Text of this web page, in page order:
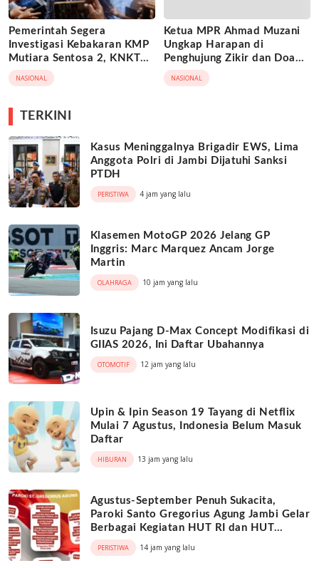
Pemerintah Segera
Investigasi Kebakaran KMP
Mutiara Sentosa 2, KNKT
Turun Tangan
NASIONAL
Ketua MPR Ahmad Muzani
Ungkap Harapan di
Penghujung Zikir dan Doa
Kebangsaan
NASIONAL
TERKINI
Kasus Meninggalnya Brigadir EWS, Lima
Anggota Polri di Jambi Dijatuhi Sanksi
PTDH
PERISTIWA 4 jam yang lalu
Klasemen MotoGP 2026 Jelang GP
Inggris: Marc Marquez Ancam Jorge
Martin
OLAHRAGA 10 jam yang lalu
Isuzu Pajang D-Max Concept Modifikasi di
GIIAS 2026, Ini Daftar Ubahannya
OTOMOTIF 12 jam yang lalu
Upin & Ipin Season 19 Tayang di Netflix
Mulai 7 Agustus, Indonesia Belum Masuk
Daftar
HIBURAN 13 jam yang lalu
Agustus-September Penuh Sukacita,
Paroki Santo Gregorius Agung Jambi Gelar
Berbagai Kegiatan HUT RI dan HUT
Paroki
PERISTIWA 14 jam yang lalu